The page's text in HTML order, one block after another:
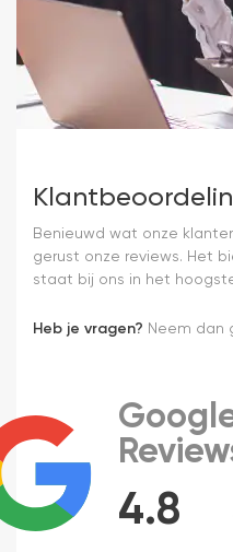
Benieuwd wat onze
gerust onze reviews. Het
staat bij ons in het
Heb je vragen? Neem dan
4.8